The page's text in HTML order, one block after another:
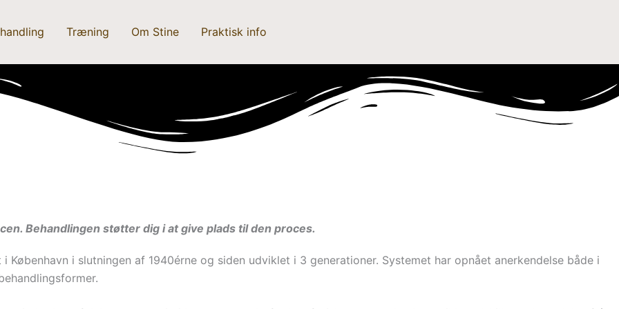
Træning Om Stine Praktisk info
Behandlingen støtter dig i at give plads til den proces.
København i slutningen af 1940érne og siden udviklet i 3 generationer. Systemet har opnået anerkendelse både i